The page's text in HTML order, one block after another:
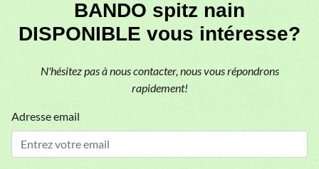
BANDO spitz nain
DISPONIBLE vous intéresse?
N'hésitez pas à nous contacter, nous vous répondrons
rapidement!
Adresse email